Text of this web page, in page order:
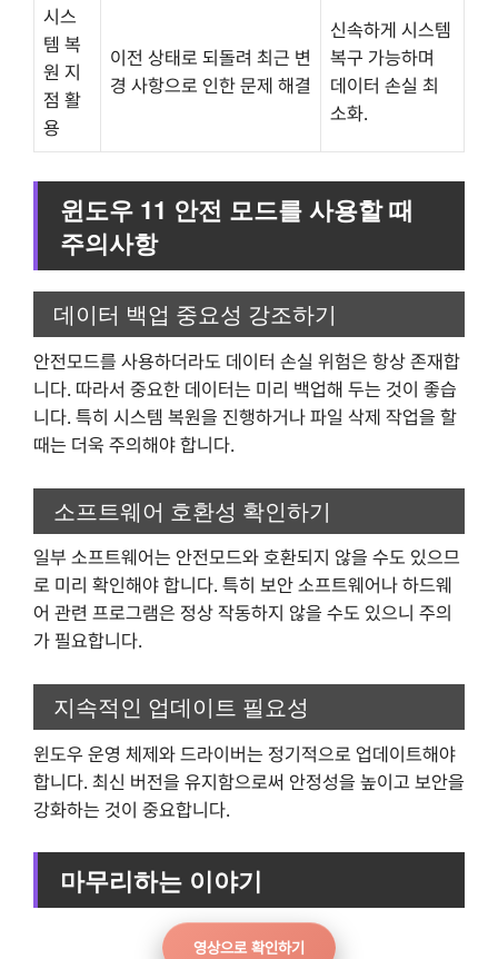
시스
템 복
원 지
점 활
용
이전 상태로 되돌려 최근 변
경 사항으로 인한 문제 해결
신속하게 시스템
복구 가능하며
데이터 손실 최
소화.
윈도우 11 안전 모드를 사용할 때
주의사항
데이터 백업 중요성 강조하기
안전모드를 사용하더라도 데이터 손실 위험은 항상 존재합
니다. 따라서 중요한 데이터는 미리 백업해 두는 것이 좋습
니다. 특히 시스템 복원을 진행하거나 파일 삭제 작업을 할
때는 더욱 주의해야 합니다.
소프트웨어 호환성 확인하기
일부 소프트웨어는 안전모드와 호환되지 않을 수도 있으므
로 미리 확인해야 합니다. 특히 보안 소프트웨어나 하드웨
어 관련 프로그램은 정상 작동하지 않을 수도 있으니 주의
가 필요합니다.
지속적인 업데이트 필요성
윈도우 운영 체제와 드라이버는 정기적으로 업데이트해야
합니다. 최신 버전을 유지함으로써 안정성을 높이고 보안을
강화하는 것이 중요합니다.
마무리하는 이야기
영상으로 확인하기